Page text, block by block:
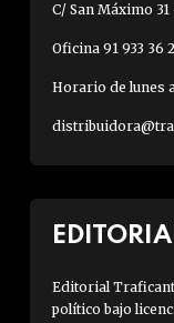
C/ San Máximo
Oficina 91 933 36
Horario de lunes a
Editorial
político bajo